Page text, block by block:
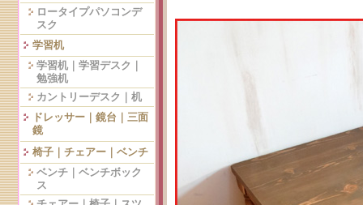
ロータイプパソコンデ
スク
学習机
学習机｜学習デスク｜
勉強机
カントリーデスク｜机
ドレッサー｜鏡台｜三面
鏡
椅子｜チェアー｜ベンチ
ベンチ｜ベンチボック
ス